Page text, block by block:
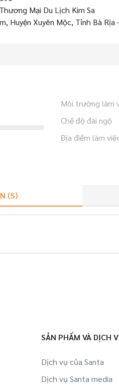
Mại Du Lịch Kim Sa
Huyện Xuyên Mộc, Tỉnh Bà Rịa
Môi trường làm
Chế độ đãi ngộ
Địa điểm làm
(5)
SẢN PHẨM VÀ DỊCH
Dịch vụ của Santa
Dịch vụ Santa media